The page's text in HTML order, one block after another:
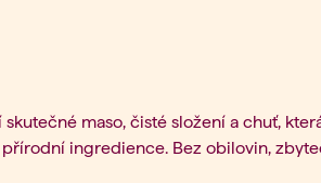
skutečné maso, čisté složení a chuť,
ingredience. Bez obilovin,